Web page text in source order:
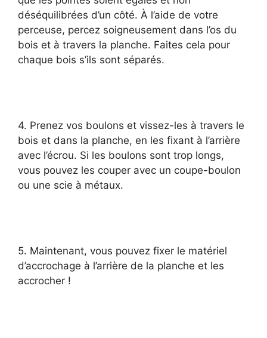
déséquilibrées d’un côté. À l’aide de votre
perceuse, percez soigneusement dans l’os du
bois et à travers la planche. Faites cela pour
chaque bois s’ils sont séparés.
4. Prenez vos boulons et vissez-les à travers le
bois et dans la planche, en les fixant à l’arrière
avec l’écrou. Si les boulons sont trop longs,
vous pouvez les couper avec un coupe-boulon
ou une scie à métaux.
5. Maintenant, vous pouvez fixer le matériel
d’accrochage à l’arrière de la planche et les
accrocher !